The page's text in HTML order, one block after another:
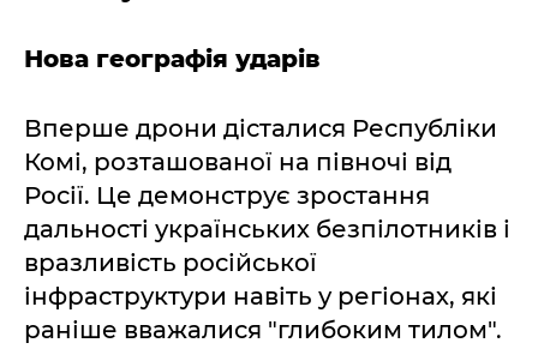
Нова географія ударів
Вперше дрони дісталися Республіки
Комі, розташованої на півночі від
Росії. Це демонструє зростання
дальності українських безпілотників і
вразливість російської
інфраструктури навіть у регіонах, які
раніше вважалися "глибоким тилом".